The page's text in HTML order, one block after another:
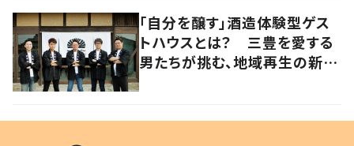
「自分を醸す」酒造体験型ゲス
トハウスとは？ 三豊を愛する
男たちが挑む、地域再生の新し